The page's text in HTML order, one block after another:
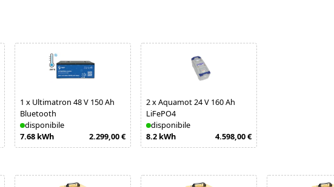
1 x Ultimatron 48 V 150 Ah
Bluetooth
disponibile
7.68 kWh
2.299,00 €
2xAquamot 24 V 160 Ah
LiFePO4
disponibile
8.2 kWh
4.598,00 €